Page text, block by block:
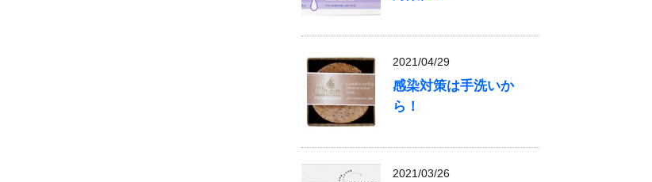
2021/04/29
感染対策は手洗いか
ら！
2021/03/26